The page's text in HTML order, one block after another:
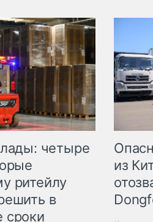
четыре
ритейлу
в
сроки
из